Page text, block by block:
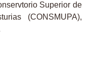
Superior de
(CONSMUPA),